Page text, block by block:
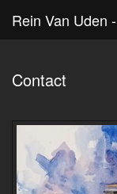
Rein Van Uden
Contact